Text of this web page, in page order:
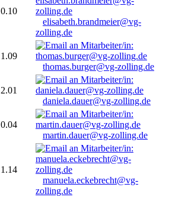
0.10
elisabeth.brandmeier@vg-
zolling.de
1.09
thomas.burger@vg-zolling.de
2.01
daniela.dauer@vg-zolling.de
0.04
martin.dauer@vg-zolling.de
1.14
manuela.eckebrecht@vg-
zolling.de